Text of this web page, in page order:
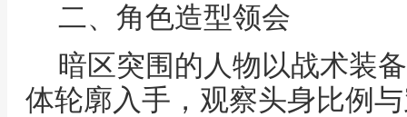
二、角色造型领会
暗区突围的人物以战术装
体轮廓入手，观察头身比例